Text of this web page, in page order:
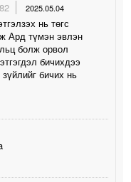
2025.05.04
нь төгс
Ард түмэн эвлэн
болж орвол
бичихдээ
бичих нь